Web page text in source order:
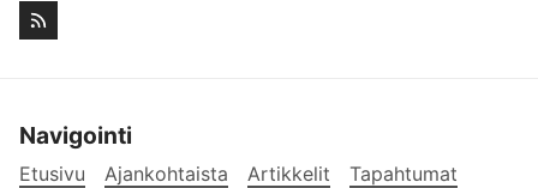
Navigointi
Etusivu Ajankohtaista Artikkelit
Tapahtumat